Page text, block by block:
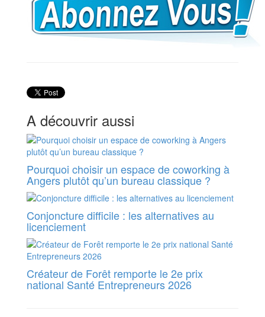
A découvrir aussi
Pourquoi choisir un espace de coworking à
Angers plutôt qu’un bureau classique ?
Conjoncture difficile : les alternatives au
licenciement
Créateur de Forêt remporte le 2e prix
national Santé Entrepreneurs 2026